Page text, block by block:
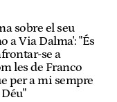
sobre el seu
a Via Dalma': "És
se a
les de Franco
per a mi sempre